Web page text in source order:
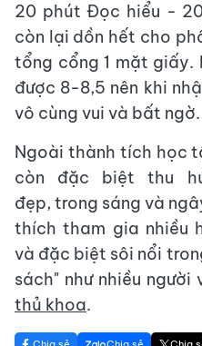
20 phút Đọc hiểu -
còn lại dồn hết cho
tổng cổng 1 mặt giấy.
được 8-8,5 nên khi
vô cùng vui và bất ngờ.
Ngoài thành tích học
còn đặc biệt thu
đẹp, trong sáng và
thích tham gia nhiều
và đặc biệt sôi nổi
sách" như nhiều
thủ khoa.